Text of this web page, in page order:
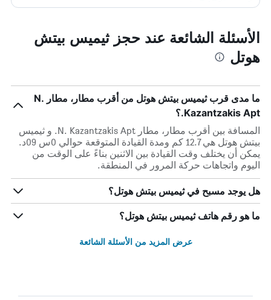
الأسئلة الشائعة عند حجز ثيميس بيتش
هوتل
ما مدى قرب ثيميس بيتش هوتل من أقرب مطار، مطار N.
Kazantzakis Apt.؟
المسافة بين أقرب مطار، مطار N. Kazantzakis Apt. و ثيميس
بيتش هوتل هي 12.7 كم ومدة القيادة المتوقعة حوالي 0س 09د.
يمكن أن يختلف وقت القيادة بين الاثنين بناءً على الوقت من
اليوم واتجاهات حركة المرور في المنطقة.
هل يوجد مسبح في ثيميس بيتش هوتل؟
ما هو رقم هاتف ثيميس بيتش هوتل؟
عرض المزيد من الأسئلة الشائعة